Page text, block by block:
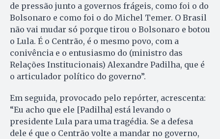
de pressão junto a governos frágeis, como foi o do
Bolsonaro e como foi o do Michel Temer. O Brasil
não vai mudar só porque tirou o Bolsonaro e botou
o Lula. É o Centrão, é o mesmo povo, com a
conivência e o entusiasmo do (ministro das
Relações Institucionais) Alexandre Padilha, que é
o articulador político do governo”.
Em seguida, provocado pelo repórter, acrescenta:
“Eu acho que ele [Padilha] está levando o
presidente Lula para uma tragédia. Se a defesa
dele é que o Centrão volte a mandar no governo,